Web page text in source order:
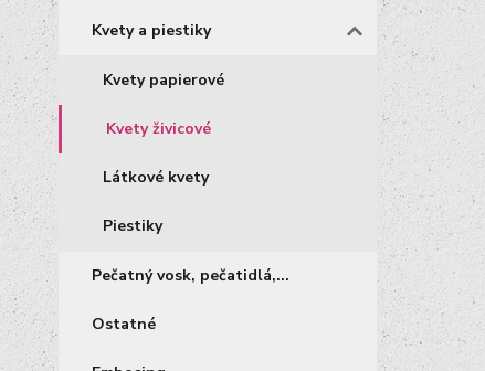
Kvety a piestiky
Kvety papierové
Kvety živicové
Látkové kvety
Piestiky
Pečatný vosk, pečatidlá,...
Ostatné